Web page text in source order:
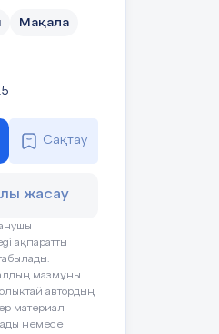
1балл
Мақала
Сақтау
жасау
ақпаратты
мазмұны
автордың
материал
немесе